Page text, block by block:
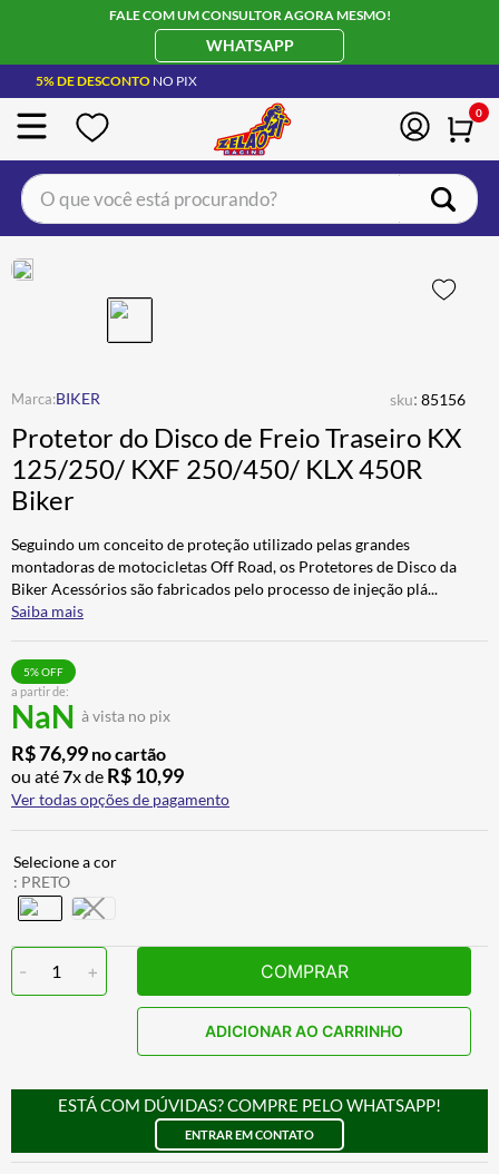
FALE COM UM CONSULTOR AGORA MESMO!
WHATSAPP
5% DE DESCONTO NO PIX
0
O que você está procurando?
BIKER sku: 85156
Protetor do Disco de Freio Traseiro KX
125/250/ KXF 250/450/ KLX 450R
Biker
Seguindo um conceito de proteção utilizado pelas grandes
montadoras de motocicletas Off Road, os Protetores de Disco da
Biker Acessórios são fabricados pelo processo de injeção plá...
Saiba mais
a partir de:
NaN à vista no pix
5% OFF
R$76,99 no cartão
ou até7x de R$10,99
Ver todas opções de pagamento
: PRETO
- 1 + COMPRAR
ADICIONAR AO CARRINHO
ESTÁ COM DÚVIDAS? COMPRE PELO WHATSAPP!
ENTRAR EM CONTATO
BOTA
4º ÓCULOS SOLAR
5º LUVA
6º BAU
7º
8º ALPINESTAR
9º AIROH